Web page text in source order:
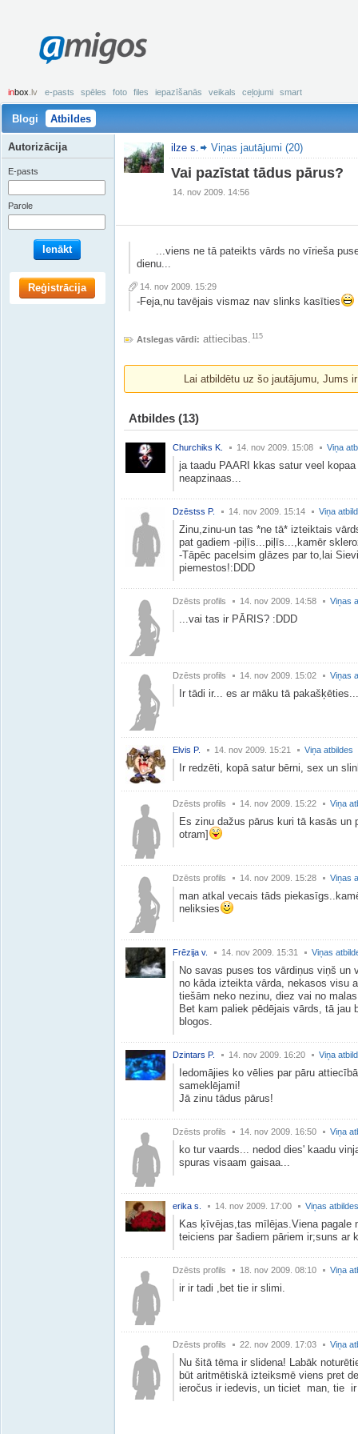
amigos
inbox .lv e-pasts spēles foto files iepazīšanās veikals ceļojumi smart
Blogi Atbildes
ilze s. Viņas jautājumi (20)
Vai pazīstat tādus pārus?
14. nov 2009. 14:56
...viens ne tā pateikts vārds no vīrieša
dienu...
14. nov 2009. 15:29
-Feja,nu tavējais vismaz nav slinks kasīties
Atslegas vārdi: attiecibas. 115
Lai atbildētu uz šo jautājumu, Jums
Atbildes (13)
Churchiks K. 14. nov 2009. 15:08 Viņa
ja taadu PAARI kkas satur veel
neapzinaas...
Dzēstss P. 14. nov 2009. 15:14 Viņa
Zinu,zinu-un tas *ne tā* izteiktais
pat gadiem -piļīs...piļīs...,kamēr
-Tāpēc pacelsim glāzes par to,lai
piemestos!:DDD
Dzēsts profils 14. nov 2009. 14:58 Viņas
...vai tas ir PĀRIS? :DDD
Dzēsts profils 14. nov 2009. 15:02 Viņas
Ir tādi ir... es ar māku tā pakašķēties...
Elvis P. 14. nov 2009. 15:21 Viņa atbildes
Ir redzēti, kopā satur bērni, sex un
Dzēsts profils 14. nov 2009. 15:22 Viņa
Es zinu dažus pārus kuri tā kasās
otram]
Dzēsts profils 14. nov 2009. 15:28 Viņas
man atkal vecais tāds
neliksies
Frēzija v. 14. nov 2009. 15:31 Viņas
No savas puses tos vārdiņus viņš
no kāda izteikta vārda, nekasos visu
tiešām neko nezinu, diez vai no
Bet kam paliek pēdējais vārds, tā
blogos.
Dzintars P. 14. nov 2009. 16:20 Viņa
Iedomājies ko vēlies par pāru
sameklējami!
Jā zinu tādus pārus!
Dzēsts profils 14. nov 2009. 16:50 Viņa
ko tur vaards... nedod dies' kaadu
spuras visaam gaisaa...
erika s. 14. nov 2009. 17:00 Viņas atbildes
Kas ķīvējas,tas mīlējas.Viena pagale
teiciens par šadiem pāriem ir;suns ar
Dzēsts profils 18. nov 2009. 08:10 Viņa
ir ir tadi ,bet tie ir slimi.
Dzēsts profils 22. nov 2009. 17:03 Viņa
Nu šitā tēma ir slidena! Labāk
būt aritmētiskā izteiksmē viens pret
ieročus ir iedevis, un ticiet man, tie ir
Autorizācija
E-pasts
Parole
Ienākt
Reģistrācija